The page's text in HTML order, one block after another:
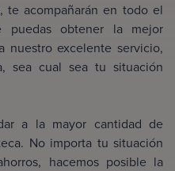
te acompañarán en todo el
obtener la mejor
nuestro excelente servicio,
sea cual sea tu situación
a la mayor cantidad de
No importa tu situación
hacemos posible la